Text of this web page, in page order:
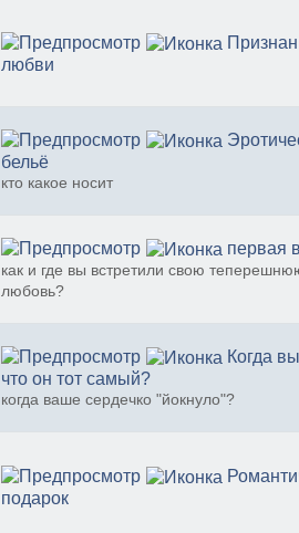
любви
бельё
кто какое носит
первая
как и где вы встретили свою
любовь?
Когда
что он тот самый?
когда ваше сердечко "йокнуло"?
подарок